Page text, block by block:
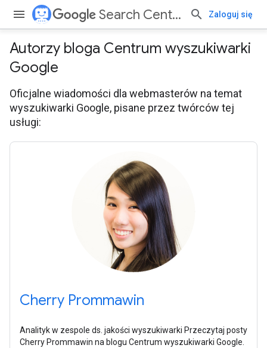
Search Central Zaloguj się
Autorzy bloga Centrum wyszukiwarki
Google
Oficjalne wiadomości dla webmasterów na temat
wyszukiwarki Google, pisane przez twórców tej
usługi:
Cherry Prommawin
Analityk w zespole ds. jakości wyszukiwarki Przeczytaj posty
Cherry Prommawin na blogu Centrum wyszukiwarki Google.